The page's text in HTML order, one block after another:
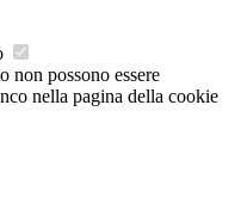
non possono essere
nella pagina della cookie